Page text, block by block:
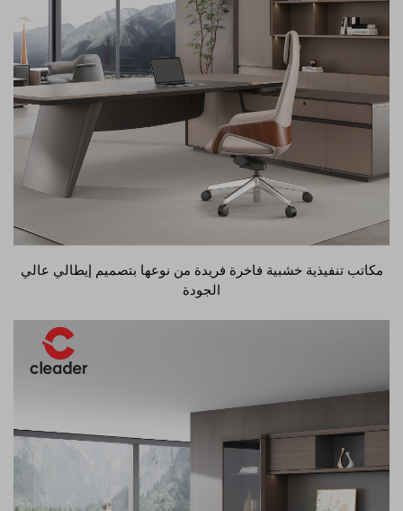
مكاتب تنفيذية خشبية فاخرة فريدة من نوعها بتصميم إيطالي عالي
الجودة